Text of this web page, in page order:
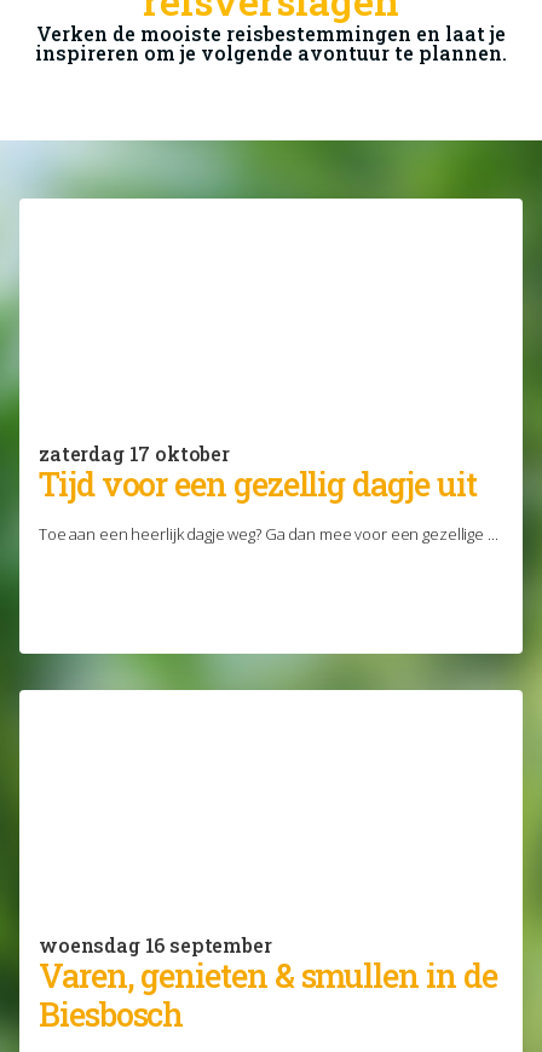
ervaringen en beleving die je reis
onvergetelijk maken.
Kom langs!
Verken de mooiste reisbestemmingen en laat je
inspireren om je volgende avontuur te plannen.
zaterdag 17 oktober
Tijd voor een gezellig dagje uit
Toe aan een heerlijk dagje weg? Ga dan mee voor een gezellige ...
woensdag 16 september
Varen, genieten & smullen in de
Biesbosch